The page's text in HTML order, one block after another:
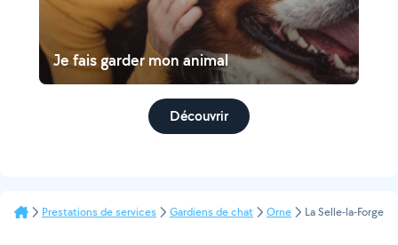
Je fais garder mon animal
Découvrir
Prestations de services Gardiens de chat Orne La Selle-la-Forge